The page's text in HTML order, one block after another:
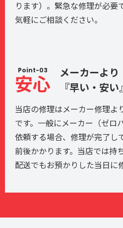
ります）。緊急な修理が必要
気軽にご相談ください。
Point-03
安心
メーカーより
『早い・安い』
当店の修理はメーカー修理よ
です。一般にメーカー（ゼロ
依頼する場合、修理が完了し
前後かかります。当店では持
配送でもお預かりした当日に